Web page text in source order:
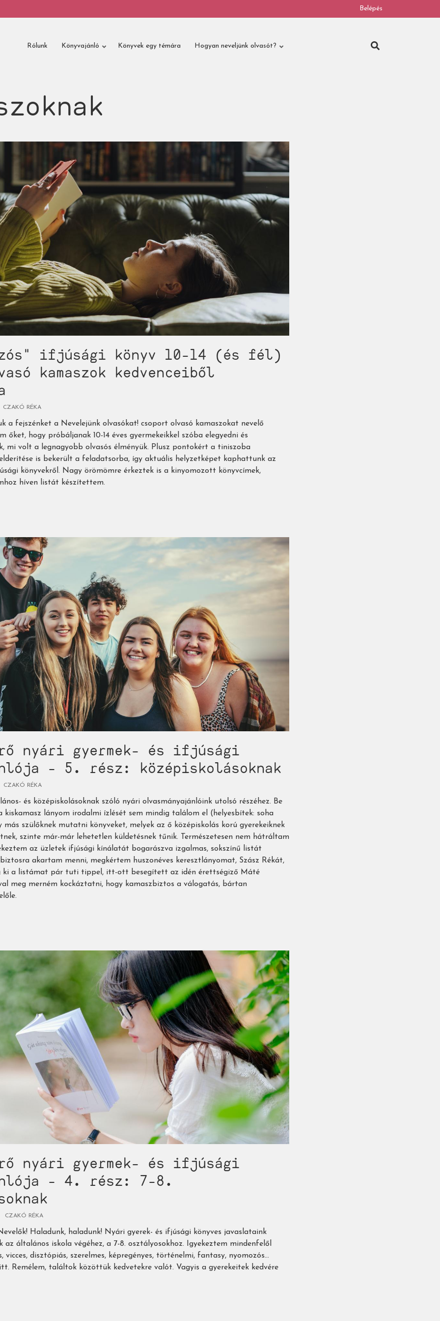
Belépés
Rólunk Könyvajánló Könyvek egy témára Hogyan neveljünk olvasót?
ifjúsági könyv 10-14 (és fél)
kamaszok kedvenceiből
CZAKÓ RÉKA
a fejszénket a Nevelejünk olvasókat! csoport olvasó kamaszokat nevelő
őket, hogy próbáljanak 10-14 éves gyermekeikkel szóba elegyedni és
mi volt a legnagyobb olvasós élményük. Plusz pontokért a tiniszoba
is bekerült a feladatsorba, így aktuális helyzetképet kaphattunk az
könyvekről. Nagy örömömre érkeztek is a kinyomozott könyvcímek,
híven listát készítettem.
nyári gyermek- és ifjúsági
- 5. rész: középiskolásoknak
CZAKÓ RÉKA
és középiskolásoknak szóló nyári olvasmányajánlóink utolsó részéhez. Be
kiskamasz lányom irodalmi ízlését sem mindig találom el (helyesbítek: soha
szülőknek mutatni könyveket, melyek az ő középiskolás korú gyerekeiknek
szinte már-már lehetetlen küldetésnek tűnik. Természetesen nem hátráltam
az üzletek ifjúsági kínálatát bogarászva izgalmas, sokszínű listát
akartam menni, megkértem huszonéves keresztlányomat, Szász Rékát,
ki a listámat pár tuti tippel, itt-ott besegített az idén érettségiző Máté
meg merném kockáztatni, hogy kamaszbiztos a válogatás, bártan
nyári gyermek- és ifjúsági
- 4. rész: 7-8.
CZAKÓ RÉKA
Haladunk, haladunk! Nyári gyerek- és ifjúsági könyves javaslataink
az általános iskola végéhez, a 7-8. osztályosokhoz. Igyekeztem mindenfelől
vicces, disztópiás, szerelmes, képregényes, történelmi, fantasy, nyomozós...
Remélem, találtok közöttük kedvetekre valót. Vagyis a gyerekeitek kedvére